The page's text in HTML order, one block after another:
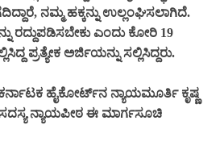
ನಮ್ಮ ಹಕ್ಕನ್ನು ಉಲ್ಲಂಘಿಸಲಾಗಿದೆ.
ರದ್ದುಪಡಿಸಬೇಕು ಎಂದು ಕೋರಿ 19
ಪ್ರತ್ಯೇಕ ಅರ್ಜಿಯನ್ನು ಸಲ್ಲಿಸಿದ್ದರು.
ಹೈಕೋರ್ಟ್‌ನ ನ್ಯಾಯಮೂರ್ತಿ ಕೃಷ್ಣ
ನ್ಯಾಯಪೀಠ ಈ ಮಾರ್ಗಸೂಚಿ